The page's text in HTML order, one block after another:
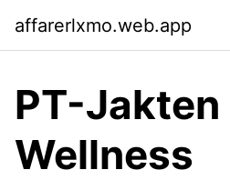
affarerlxmo.web.app
PT-
Wellness